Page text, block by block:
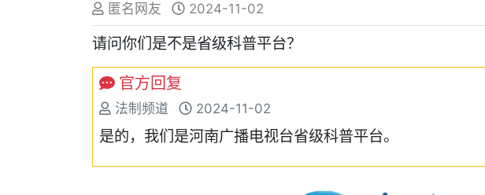
匿名网友 2024-11-02
请问你们是不是省级科普平台？
官方回复
法制频道 2024-11-02
是的，我们是河南广播电视台省级科普平台。